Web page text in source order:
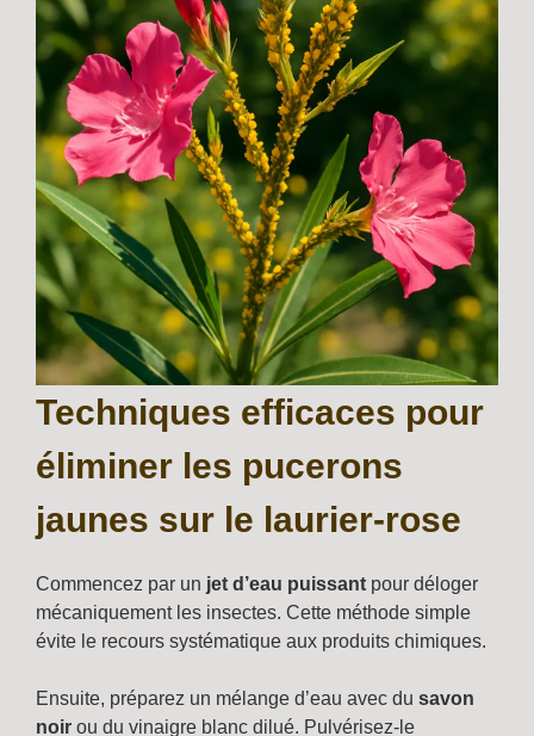
Techniques efficaces pour
éliminer les pucerons
jaunes sur le laurier-rose
Commencez par un jet d’eau puissant pour déloger
mécaniquement les insectes. Cette méthode simple
évite le recours systématique aux produits chimiques.
Ensuite, préparez un mélange d’eau avec du savon
noir ou du vinaigre blanc dilué. Pulvérisez-le